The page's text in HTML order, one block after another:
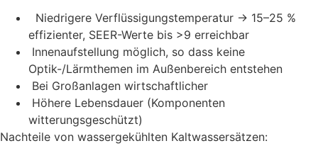
Niedrigere Verflüssigungstemperatur → 15–25 %
effizienter, SEER-Werte bis >9 erreichbar
Innenaufstellung möglich, so dass keine
Optik-/Lärmthemen im Außenbereich entstehen
Bei Großanlagen wirtschaftlicher
Höhere Lebensdauer (Komponenten
witterungsgeschützt)
Nachteile von wassergekühlten Kaltwassersätzen: